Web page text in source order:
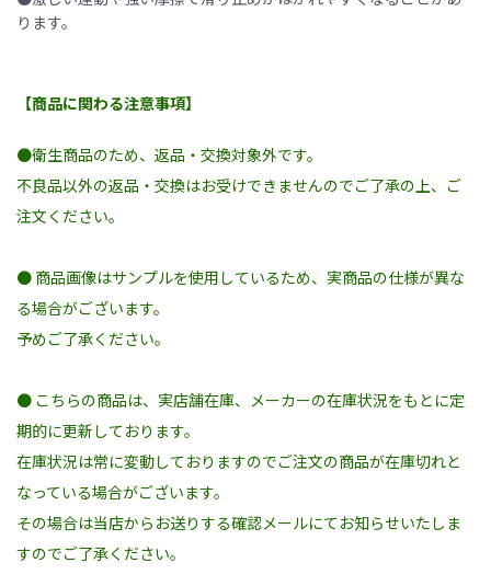
ります。
【商品に関わる注意事項】
●衛生商品のため、返品・交換対象外です。
不良品以外の返品・交換はお受けできませんのでご了承の上、ご
注文ください。
● 商品画像はサンプルを使用しているため、実商品の仕様が異な
る場合がございます。
予めご了承ください。
● こちらの商品は、実店舗在庫、メーカーの在庫状況をもとに定
期的に更新しております。
在庫状況は常に変動しておりますのでご注文の商品が在庫切れと
なっている場合がございます。
その場合は当店からお送りする確認メールにてお知らせいたしま
すのでご了承ください。